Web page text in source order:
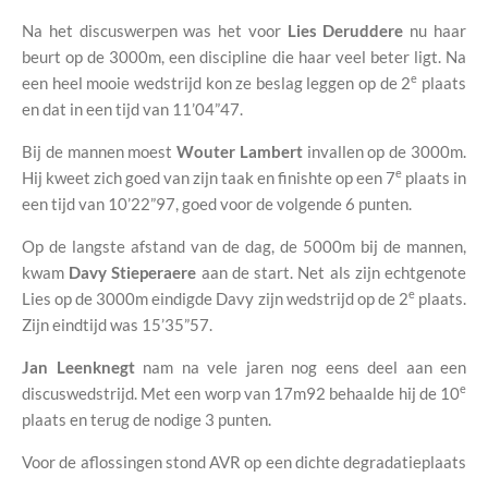
Na het discuswerpen was het voor Lies Deruddere nu haar
beurt op de 3000m, een discipline die haar veel beter ligt. Na
een heel mooie wedstrijd kon ze beslag leggen op de 2e plaats
en dat in een tijd van 11’04”47.
Bij de mannen moestWouter Lambertinvallen op de 3000m.
Hij kweet zich goed van zijn taak en finishte op een 7e plaats in
een tijd van 10’22”97, goed voor de volgende 6 punten.
Op de langste afstand van de dag, de 5000m bij de mannen,
kwam Davy Stieperaere aan de start. Net als zijn echtgenote
Lies op de 3000m eindigde Davy zijn wedstrijd op de 2eplaats.
Zijn eindtijd was 15’35”57.
Jan Leenknegtnam na vele jaren nog eens deel aan een
discuswedstrijd. Met een worp van 17m92 behaalde hij de 10e
plaats en terug de nodige 3 punten.
Voor de aflossingen stond AVR op een dichte degradatieplaats